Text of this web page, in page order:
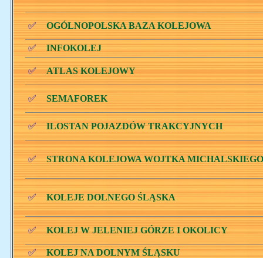
✅ OGÓLNOPOLSKA BAZA KOLEJOWA
✅ INFOKOLEJ
✅ ATLAS KOLEJOWY
✅ SEMAFOREK
✅ ILOSTAN POJAZDÓW TRAKCYJNYCH
✅ STRONA KOLEJOWA WOJTKA
✅ KOLEJE DOLNEGO ŚLĄSKA
✅ KOLEJ W JELENIEJ GÓRZE I OKOLICY
✅ KOLEJ NA DOLNYM ŚLĄSKU